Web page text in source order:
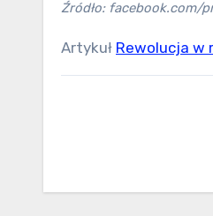
Źródło: facebook.com/
Artykuł Rewolucja w